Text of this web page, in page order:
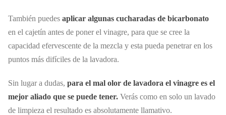
También puedes aplicar algunas cucharadas de bicarbonato
en el cajetín antes de poner el vinagre, para que se cree la
capacidad efervescente de la mezcla y esta pueda penetrar en los
puntos más difíciles de la lavadora.
Sin lugar a dudas, para el mal olor de lavadora el vinagre es el
mejor aliado que se puede tener. Verás como en solo un lavado
de limpieza el resultado es absolutamente llamativo.